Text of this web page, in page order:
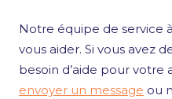
Notre équipe de service
vous aider. Si vous avez
besoin d’aide pour votre
envoyer un message ou